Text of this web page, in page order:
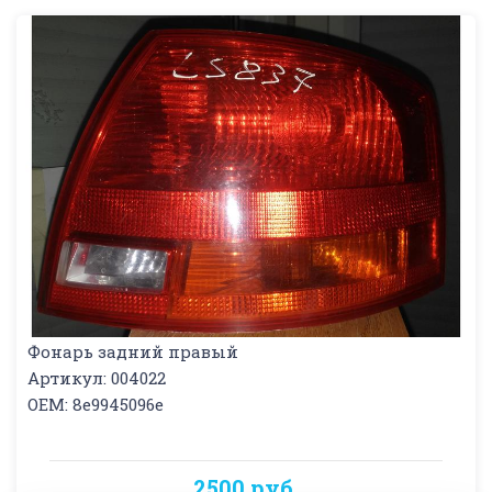
Фонарь задний правый
Артикул: 004022
OEM: 8e9945096e